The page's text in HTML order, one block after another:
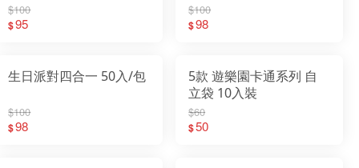
$100
$95
$100
$98
生日派對四合一 50入/包
$100
$98
5款 遊樂園卡通系列 自
立袋 10入裝
$60
$50